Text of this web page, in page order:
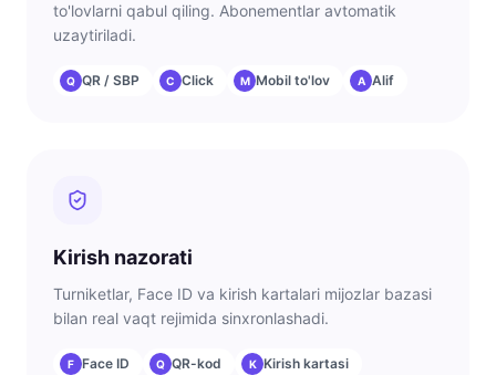
to'lovlarni qabul qiling. Abonementlar avtomatik
uzaytiriladi.
Q QR / SBP C Click M Mobil to'lov A Alif
Kirish nazorati
Turniketlar, Face ID va kirish kartalari mijozlar bazasi
bilan real vaqt rejimida sinxronlashadi.
F Face ID Q QR-kod K Kirish kartasi